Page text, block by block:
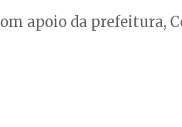
apoio da prefeitura,